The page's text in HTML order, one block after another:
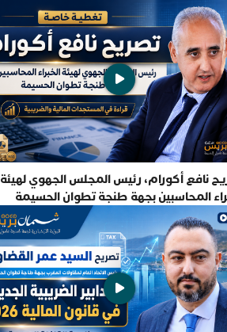
نافع أكورام، رئيس المجلس الجهوي لهيئة
المحاسبين بجهة طنجة تطوان الحسيمة